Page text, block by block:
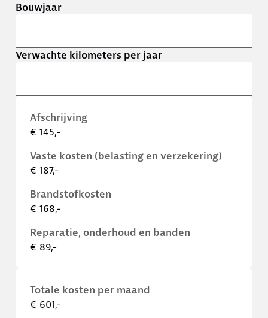
Bouwjaar
Verwachte kilometers per jaar
Afschrijving
€ 145,-
Vaste kosten (belasting en verzekering)
€ 187,-
Brandstofkosten
€ 168,-
Reparatie, onderhoud en banden
€ 89,-
Totale kosten per maand
€ 601,-